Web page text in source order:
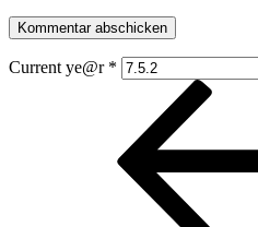
Current ye@r *
Beitragsnavigation